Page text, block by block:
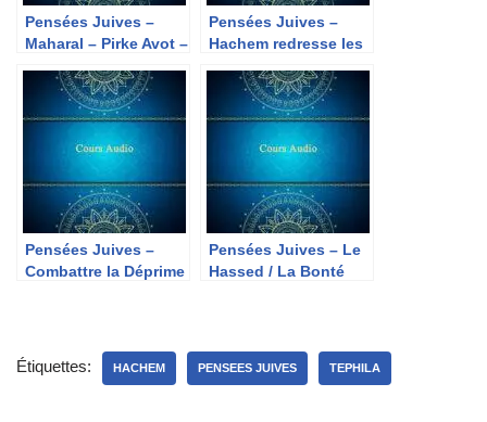
Pensées Juives –
Maharal – Pirke Avot –
18Pensées Juives –
Pensées Juives –
Hachem redresse les
Pensées Juives –
Combattre la Déprime
Pensées Juives – Le
Hassed / La Bonté
Étiquettes: HACHEM PENSEES JUIVES TEPHILA